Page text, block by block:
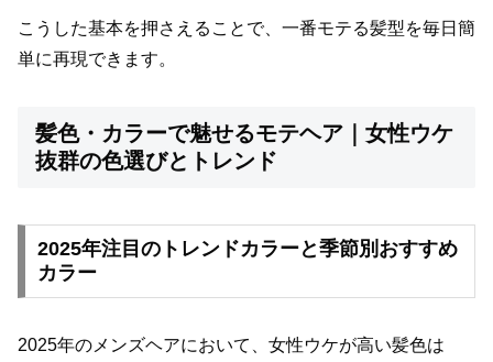
こうした基本を押さえることで、一番モテる髪型を毎日簡
単に再現できます。
髪色・カラーで魅せるモテヘア｜女性ウケ
抜群の色選びとトレンド
2025年注目のトレンドカラーと季節別おすすめ
カラー
2025年のメンズヘアにおいて、女性ウケが高い髪色は